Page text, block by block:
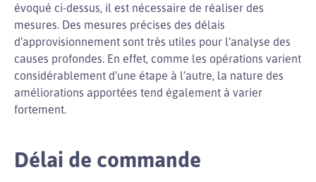
évoqué ci-dessus, il est nécessaire de réaliser des
mesures. Des mesures précises des délais
d’approvisionnement sont très utiles pour l’analyse des
causes profondes. En effet, comme les opérations varient
considérablement d’une étape à l’autre, la nature des
améliorations apportées tend également à varier
fortement.
Délai de commande